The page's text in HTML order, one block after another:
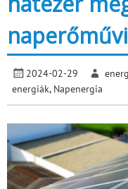
2024-02-29
energiák, Napenergia